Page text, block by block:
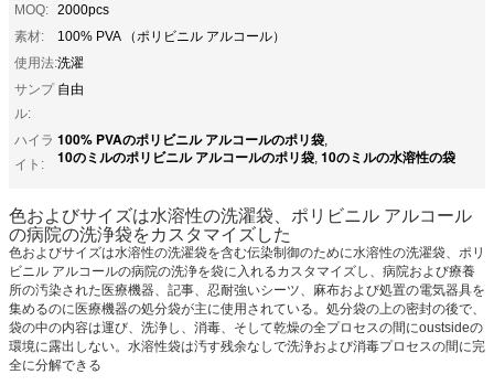
MOQ: 2000pcs
素材:
100% PVA （ポリビニル アルコール）
使用法:洗濯
サンプ
ル:
自由
ハイラ
イト:
100% PVAのポリビニル アルコールのポリ袋,
10のミルのポリビニル アルコールのポリ袋, 10のミルの水溶性の袋
色およびサイズは水溶性の洗濯袋、ポリビニル アルコール
の病院の洗浄袋をカスタマイズした
色およびサイズは水溶性の洗濯袋を含む伝染制御のために水溶性の洗濯袋、ポリ
ビニル アルコールの病院の洗浄を袋に入れるカスタマイズし、病院および療養
所の汚染された医療機器、記事、忍耐強いシーツ、麻布および処置の電気器具を
集めるのに医療機器の処分袋が主に使用されている。処分袋の上の密封の後で、
袋の中の内容は運び、洗浄し、消毒、そして乾燥の全プロセスの間にoustsideの
環境に露出しない。水溶性袋は汚す残余なしで洗浄および消毒プロセスの間に完
全に分解できる